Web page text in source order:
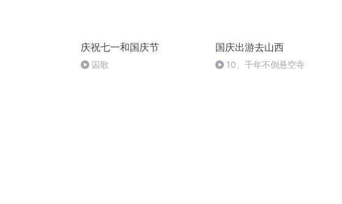
庆祝七一和国庆节
囚歌
国庆出游去山西
10、千年不倒悬空寺